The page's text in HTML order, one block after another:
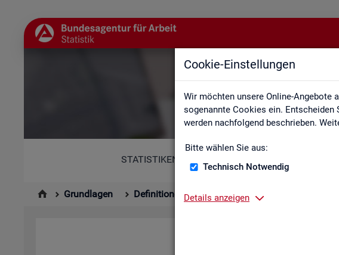
Cookie-Einstellungen
Wir möchten unsere Online-Angebote
sogenannte Cookies ein.
werden nachfolgend beschrieben.
Bitte wählen Sie aus:
Technisch Notwendig
Details anzeigen
STATISTIKEN
Grundlagen Definitionen Abkürzungsverzeichnis und